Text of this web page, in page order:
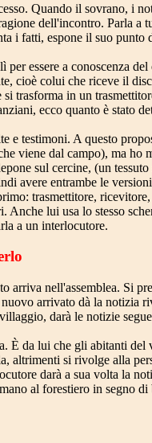
Quando il sovrano, i
dell'incontro. Parla
i fatti, espone il suo punto
essere a conoscenza
cioè colui che riceve il
trasforma in un
ecco quanto è
e testimoni. A questo
viene dal campo), ma ho
sul cercine, (un
avere entrambe le
trasmettitore,
lui usa lo stesso
a un interlocutore.
arriva nell'assemblea. Si
arrivato dà la notizia
darà le notizie
È da lui che gli abitanti
altrimenti si rivolge alla
darà a sua volta la
al forestiero in segno di